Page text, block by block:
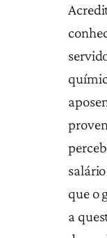
que o
a